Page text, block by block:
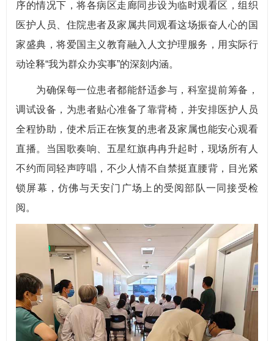
序的情况下，将各病区走廊同步设为临时观看区，组织
医护人员、住院患者及家属共同观看这场振奋人心的国
家盛典，将爱国主义教育融入人文护理服务，用实际行
动诠释“我为群众办实事”的深刻内涵。
为确保每一位患者都能舒适参与，科室提前筹备，
调试设备，为患者贴心准备了靠背椅，并安排医护人员
全程协助，使术后正在恢复的患者及家属也能安心观看
直播。当国歌奏响、五星红旗冉冉升起时，现场所有人
不约而同轻声哼唱，不少人情不自禁挺直腰背，目光紧
锁屏幕，仿佛与天安门广场上的受阅部队一同接受检
阅。